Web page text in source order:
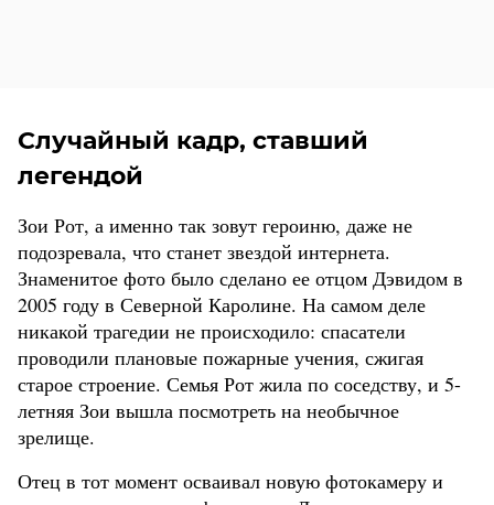
Случайный кадр, ставший
легендой
Зои Рот, а именно так зовут героиню, даже не
подозревала, что станет звездой интернета.
Знаменитое фото было сделано ее отцом Дэвидом в
2005 году в Северной Каролине. На самом деле
никакой трагедии не происходило: спасатели
проводили плановые пожарные учения, сжигая
старое строение. Семья Рот жила по соседству, и 5-
летняя Зои вышла посмотреть на необычное
зрелище.
Отец в тот момент осваивал новую фотокамеру и